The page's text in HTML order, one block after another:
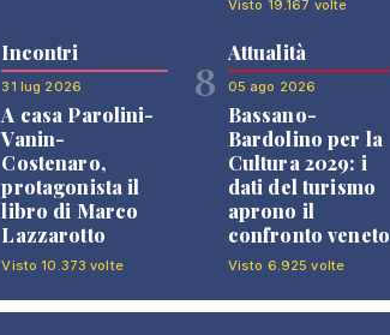
Visto 19.167 volte
Incontri
31 lug 2026
A casa Parolini-
Vanin-
Costenaro,
protagonista il
libro di Marco
Lazzarotto
Visto 10.373 volte
8
Attualità
05 ago 2026
Bassano-
Bardolino per la
Cultura 2029: i
dati del turismo
aprono il
confronto veneto
Visto 6.925 volte